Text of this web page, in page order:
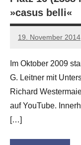
»casus belli«
19. November 2014
Anton
Leitner
Im Oktober 2009
G. Leitner mit
Richard
auf YouTube.
[…]